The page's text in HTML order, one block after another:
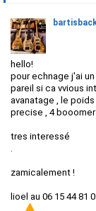
hello!
pour echnage j'ai
pareil si ca vvious
avanatage , le
precise , 4
tres interessé
.
zamicalement !
lioel au 06 15 44 81